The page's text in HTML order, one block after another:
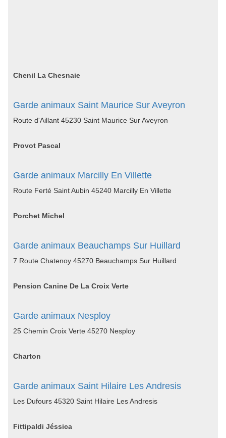
Chenil La Chesnaie
Garde animaux Saint Maurice Sur Aveyron
Route d'Aillant 45230 Saint Maurice Sur Aveyron
Provot Pascal
Garde animaux Marcilly En Villette
Route Ferté Saint Aubin 45240 Marcilly En Villette
Porchet Michel
Garde animaux Beauchamps Sur Huillard
7 Route Chatenoy 45270 Beauchamps Sur Huillard
Pension Canine De La Croix Verte
Garde animaux Nesploy
25 Chemin Croix Verte 45270 Nesploy
Charton
Garde animaux Saint Hilaire Les Andresis
Les Dufours 45320 Saint Hilaire Les Andresis
Fittipaldi Jéssica